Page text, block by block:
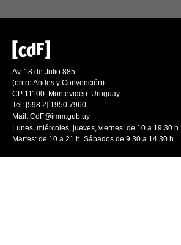
Av. 18 de Julio 885
(entre Andes y Convención)
CP 11100. Montevideo. Uruguay
Tel: [598 2] 1950 7960
Mail: CdF@imm.gub.uy
Lunes, miércoles, jueves, viernes: de 10 a 19.30 h.
Martes: de 10 a 21 h. Sábados de 9.30 a 14.30 h.